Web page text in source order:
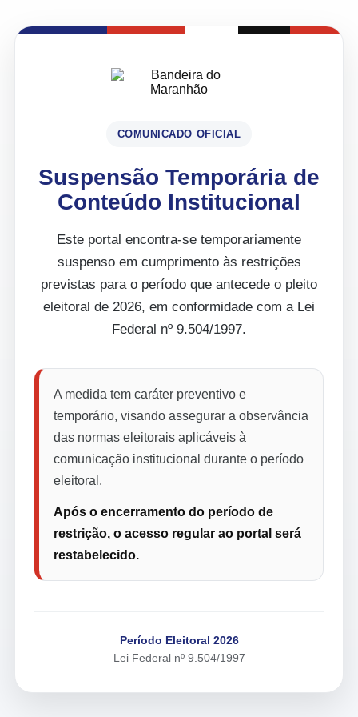
COMUNICADO OFICIAL
Suspensão Temporária de
Conteúdo Institucional
Este portal encontra-se temporariamente
suspenso em cumprimento às restrições
previstas para o período que antecede o pleito
eleitoral de 2026, em conformidade com a Lei
Federal nº 9.504/1997.
A medida tem caráter preventivo e
temporário, visando assegurar a observância
das normas eleitorais aplicáveis à
comunicação institucional durante o período
eleitoral.
Após o encerramento do período de
restrição, o acesso regular ao portal será
restabelecido.
Período Eleitoral 2026
Lei Federal nº 9.504/1997